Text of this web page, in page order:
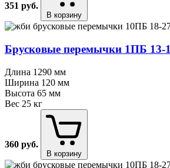
351 руб.
В корзину
Брусковые перемычки 1ПБ 13⁠-⁠
Длина 1290 мм
Ширина 120 мм
Высота 65 мм
Вес 25 кг
360 руб.
В корзину